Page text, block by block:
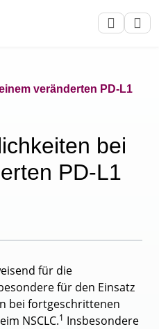
veränderten PD-L1
bei
PD-L1
für die
für den Einsatz
bei fortgeschrittenen
NSCLC.1 Insbesondere